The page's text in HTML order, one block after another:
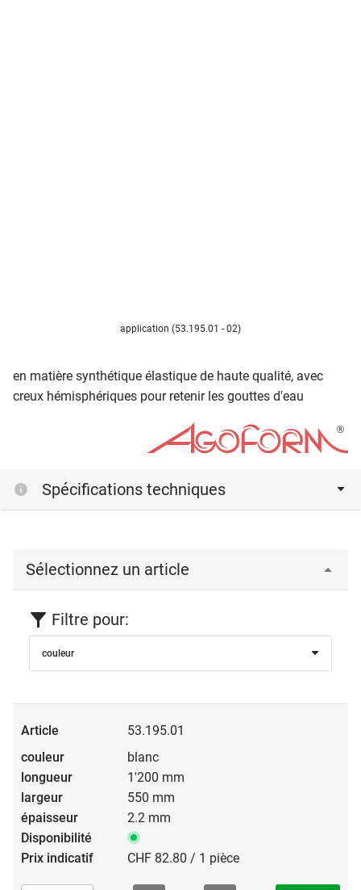
application (53.195.01 - 02)
en matière synthétique élastique de haute qualité, avec
creux hémisphériques pour retenir les gouttes d'eau
Spécifications techniques
Sélectionnez un article
Filtre pour:
couleur
53.195.01
blanc
1'200 mm
550 mm
2.2 mm
CHF 82.80 / 1 pièce